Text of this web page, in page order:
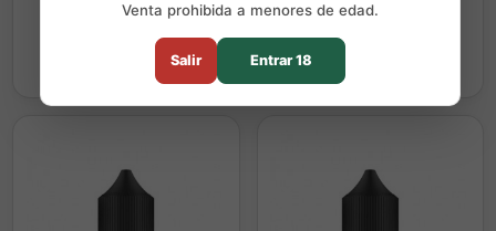
6,90 € 6,90 €
Venta prohibida a menores de edad.
Salir Entrar 18